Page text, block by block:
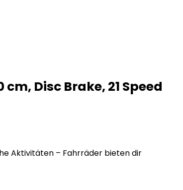
Disc Brake, 21 Speed
Aktivitäten – Fahrräder bieten dir